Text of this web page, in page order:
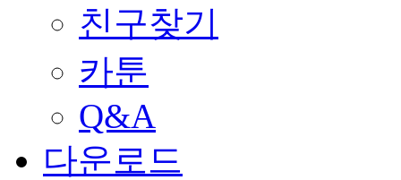
친구찾기
카툰
Q&A
다운로드